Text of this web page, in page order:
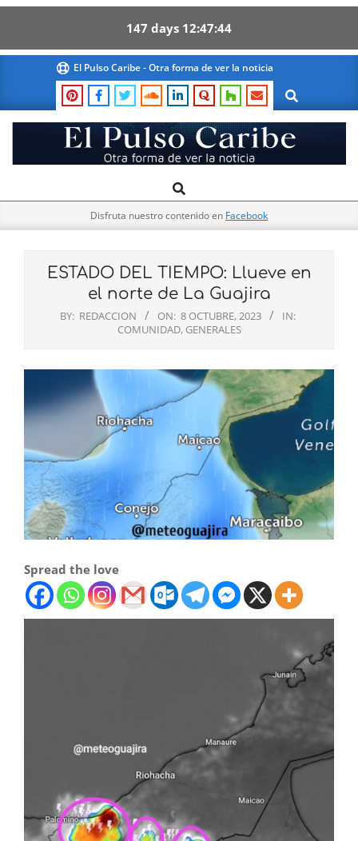
147 days 12 47 42
content
El Pulso Caribe - Otra forma de ver la noticia
Search
El
Pulso
Navigation
Search
Disfruta nuestro contenido en Facebook
ESTADO DEL TIEMPO: Llueve en
el norte de La Guajira
BY: REDACCION ON: 8 OCTUBRE, 2023
IN:
COMUNIDAD, GENERALES
Spread the love